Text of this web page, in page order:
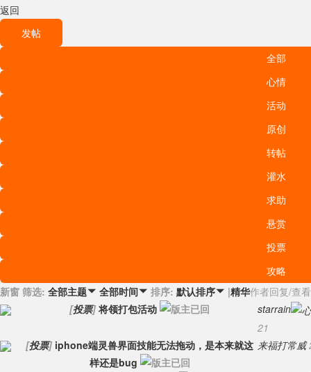
返回
发帖
全部
心情
活动
原创
转帖
灌水
求助
悬赏
投票
攻略
新窗 筛选: 全部主题 全部时间  排序: 默认排序 |精华作者回复/查看
[投票] 将领打包活动
starrain
21
[投票] iphone端灵兽界面技能无法拖动，是本来就这
样还是bug
来福打常威